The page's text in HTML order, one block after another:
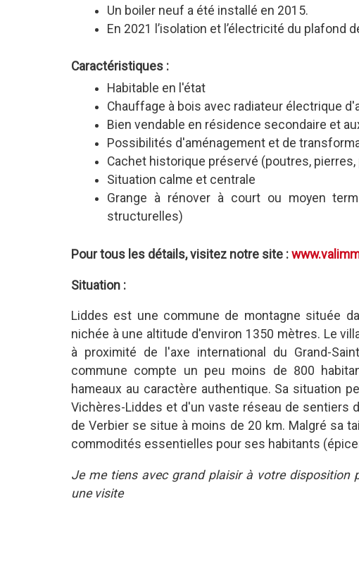
Un boiler neuf a été installé en 2015.
En 2021 l’isolation et l’électricité du plafond
Caractéristiques :
Habitable en l'état
Chauffage à bois avec radiateur électrique
Bien vendable en résidence secondaire et
Possibilités d'aménagement et de
Cachet historique préservé (poutres,
Situation calme et centrale
Grange à rénover à court ou moyen
structurelles)
Pour tous les détails, visitez notre site :
Situation :
Liddes est une commune de montagne située
nichée à une altitude d'environ 1350 mètres. Le
à proximité de l'axe international du Grand-
commune compte un peu moins de 800
hameaux au caractère authentique. Sa situation
Vichères-Liddes et d'un vaste réseau de sentiers
de Verbier se situe à moins de 20 km. Malgré sa
commodités essentielles pour ses habitants
Je me tiens avec grand plaisir à votre disposition
une visite